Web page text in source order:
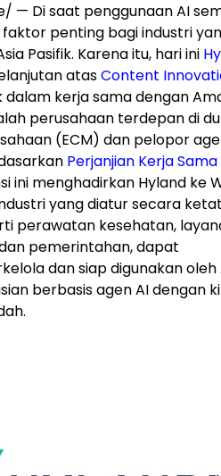
— Di saat penggunaan AI
penting bagi industri
Pasifik. Karena itu, hari ini
atasContent
dalam kerja sama dengan
perusahaan terdepan di
(ECM) dan pelopor
Perjanjian Kerja Sama
ini menghadirkan Hyland ke
yang diatur secara
perawatan kesehatan,
pemerintahan, dapat
dan siap digunakan oleh
berbasis agen AI dengan